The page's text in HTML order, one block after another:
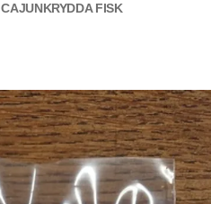
CAJUNKRYDDA FISK